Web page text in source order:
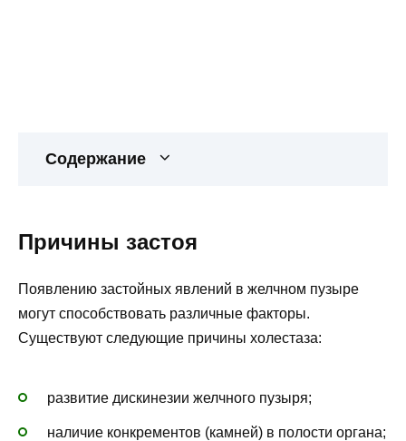
Содержание
Причины застоя
Появлению застойных явлений в желчном пузыре
могут способствовать различные факторы.
Существуют следующие причины холестаза:
развитие дискинезии желчного пузыря;
наличие конкрементов (камней) в полости органа;